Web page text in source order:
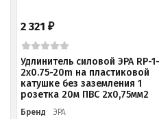
2 321₽
Удлинитель силовой ЭРА RP-
2x0.75-20m на пластиковой
катушке без заземления 1
розетка 20м ПВС 2х0,75мм2
Бренд
ЭРА